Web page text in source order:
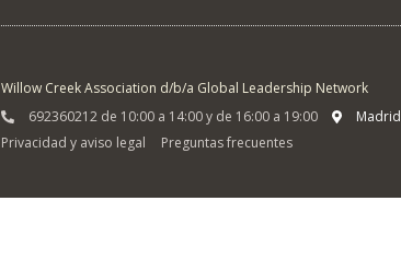
Willow Creek Association d/b/a Global Leadership Network
692360212 de 10:00 a 14:00 y de 16:00 a 19:00
Madrid
Privacidad y aviso legal
Preguntas frecuentes